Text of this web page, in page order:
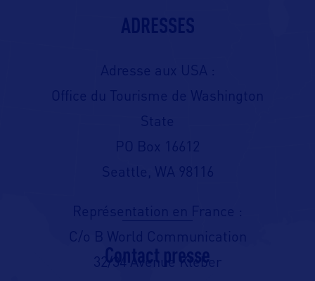
ADRESSES
Adresse aux USA :
Office du Tourisme de Washington
State
PO Box 16612
Seattle, WA 98116
Représentation en France :
C/o B World Communication
32/34 Avenue Kléber
Contact presse